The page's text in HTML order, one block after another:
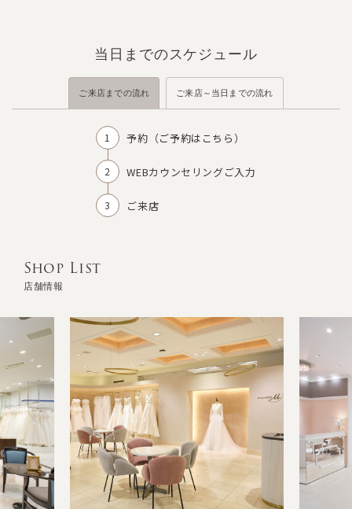
当日までのスケジュール
ご来店までの流れ ご来店～当日までの流れ
予約（ご予約はこちら）
WEBカウンセリングご入力
ご来店
Shop List
店舗情報